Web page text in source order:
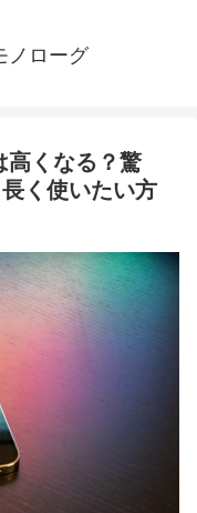
ノローグ
高くなる？驚
く使いたい方